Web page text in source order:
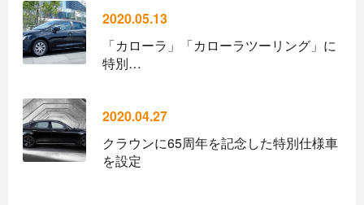
2020.05.13
「カローラ」「カローラツーリング」に
特別…
2020.04.27
クラウンに65周年を記念した特別仕様車
を設定